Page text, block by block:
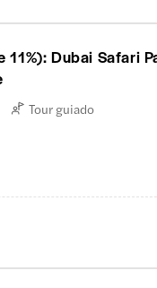
11%): Dubai Safari
Tour guiado